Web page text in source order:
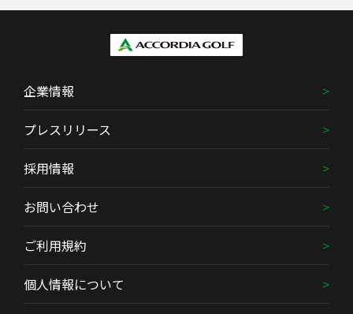
企業情報
プレスリリース
採用情報
お問い合わせ
ご利用規約
個人情報について